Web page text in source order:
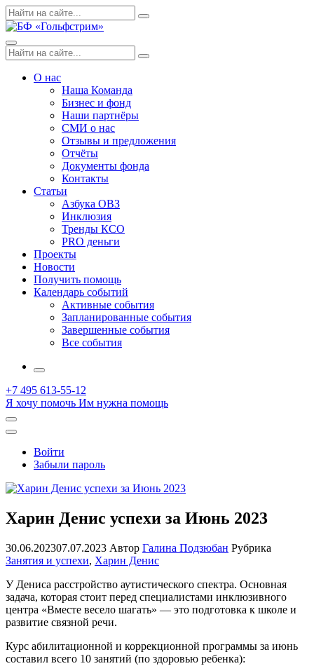
Skip
to
Поиск
по:
Search
Menu
Поиск
по:
Search
О нас
Наша Команда
Бизнес и фонд
Наши партнёры
СМИ о нас
Отзывы и предложения
Отчёты
Документы фонда
Контакты
Статьи
Азбука ОВЗ
Инклюзия
Тренды КСО
PRO деньги
Проекты
Новости
Получить помощь
Календарь событий
Активные события
Запланированные события
Завершенные события
Все события
More
+7 495 613-55-12
Я хочу помочь Им нужна помощь
Открыть
поиск
Профиль
Войти
Забыли пароль
Харин Денис успехи за Июнь 2023
30.06.202307.07.2023 Автор Галина Подзюбан Рубрика
Занятия и успехи, Харин Денис
У Дениса расстройство аутистического спектра. Основная
задача, которая стоит перед специалистами инклюзивного
центра «Вместе весело шагать» — это подготовка к школе и
развитие связной речи.
Курс абилитационной и коррекционной программы за июнь
составил всего 10 занятий (по здоровью ребенка):